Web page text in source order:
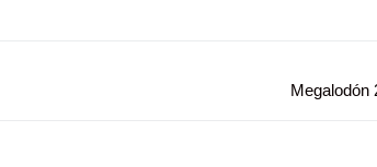
Entrada
Megalodón